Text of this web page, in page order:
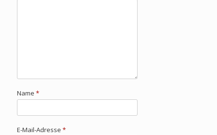
Name *
E-Mail-Adresse *